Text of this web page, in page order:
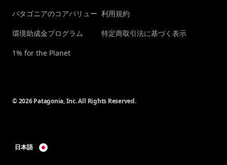
パタゴニアのコアバリュー
環境助成金プログラム
1% for the Planet
利用規約
特定商取引法に基づく表示
© 2026 Patagonia, Inc. All Rights Reserved.
日本語